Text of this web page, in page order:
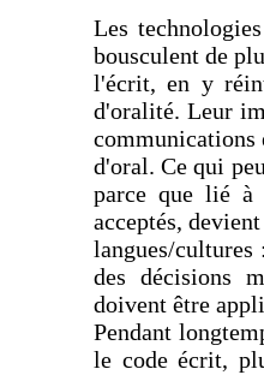
Les
bousculent de
l'écrit, en y
d'oralité. Leur
communications
d'oral. Ce qui
parce que lié à
acceptés,
langues/
des décisions
doivent être
Pendant
le code écrit,